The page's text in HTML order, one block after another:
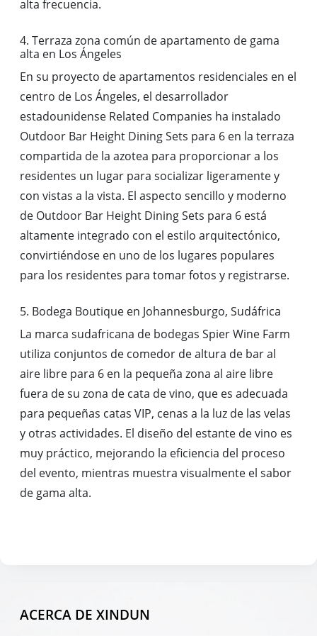
alta frecuencia.
4. Terraza zona común de apartamento de gama
alta en Los Ángeles
En su proyecto de apartamentos residenciales en el
centro de Los Ángeles, el desarrollador
estadounidense Related Companies ha instalado
Outdoor Bar Height Dining Sets para 6 en la terraza
compartida de la azotea para proporcionar a los
residentes un lugar para socializar ligeramente y
con vistas a la vista. El aspecto sencillo y moderno
de Outdoor Bar Height Dining Sets para 6 está
altamente integrado con el estilo arquitectónico,
convirtiéndose en uno de los lugares populares
para los residentes para tomar fotos y registrarse.
5. Bodega Boutique en Johannesburgo, Sudáfrica
La marca sudafricana de bodegas Spier Wine Farm
utiliza conjuntos de comedor de altura de bar al
aire libre para 6 en la pequeña zona al aire libre
fuera de su zona de cata de vino, que es adecuada
para pequeñas catas VIP, cenas a la luz de las velas
y otras actividades. El diseño del estante de vino es
muy práctico, mejorando la eficiencia del proceso
del evento, mientras muestra visualmente el sabor
de gama alta.
ACERCA DE XINDUN